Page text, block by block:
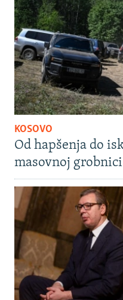
KOSOVO
Od hapšenja do
masovnoj